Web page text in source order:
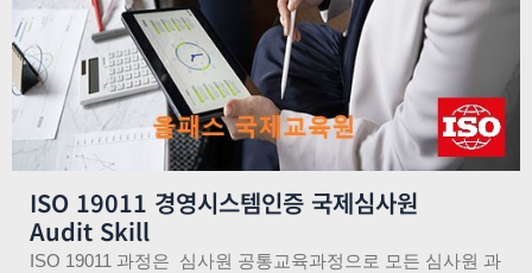
ISO 19011 경영시스템인증 국제심사원
Audit Skill
ISO 19011 과정은 심사원 공통교육과정으로 모든 심사원 과